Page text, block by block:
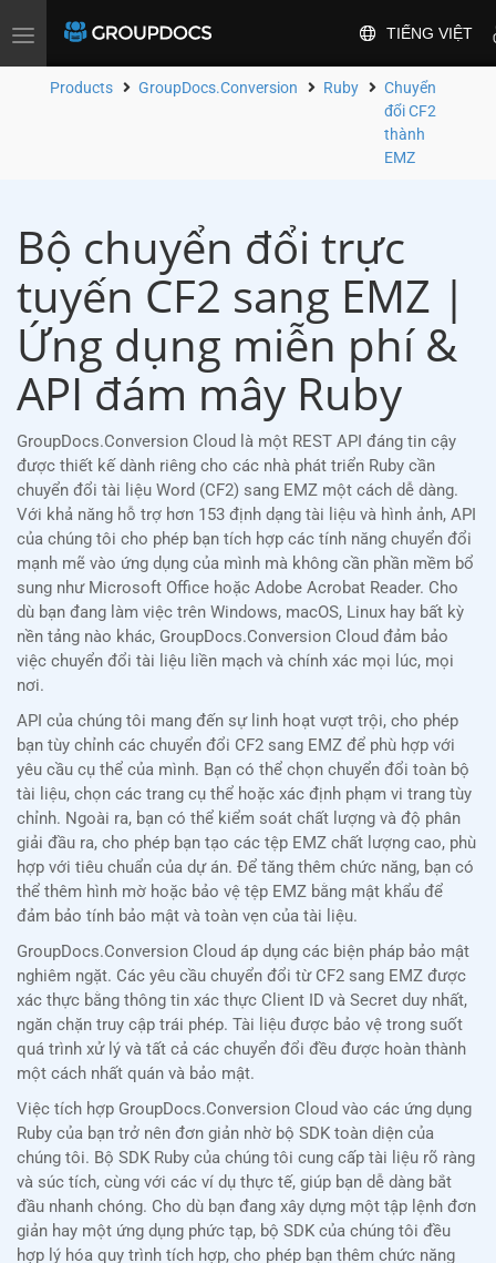
Toggle
TIẾNG VIỆT
Products GroupDocs.Conversion Ruby
Chuyển
đổi CF2
thành
EMZ
Bộ chuyển đổi trực
tuyến CF2 sang EMZ |
Ứng dụng miễn phí &
API đám mây Ruby
GroupDocs.Conversion Cloud là một REST API đáng tin cậy
được thiết kế dành riêng cho các nhà phát triển Ruby cần
chuyển đổi tài liệu Word (CF2) sang EMZ một cách dễ dàng.
Với khả năng hỗ trợ hơn 153 định dạng tài liệu và hình ảnh, API
của chúng tôi cho phép bạn tích hợp các tính năng chuyển đổi
mạnh mẽ vào ứng dụng của mình mà không cần phần mềm bổ
sung như Microsoft Office hoặc Adobe Acrobat Reader. Cho
dù bạn đang làm việc trên Windows, macOS, Linux hay bất kỳ
nền tảng nào khác, GroupDocs.Conversion Cloud đảm bảo
việc chuyển đổi tài liệu liền mạch và chính xác mọi lúc, mọi
nơi.
API của chúng tôi mang đến sự linh hoạt vượt trội, cho phép
bạn tùy chỉnh các chuyển đổi CF2 sang EMZ để phù hợp với
yêu cầu cụ thể của mình. Bạn có thể chọn chuyển đổi toàn bộ
tài liệu, chọn các trang cụ thể hoặc xác định phạm vi trang tùy
chỉnh. Ngoài ra, bạn có thể kiểm soát chất lượng và độ phân
giải đầu ra, cho phép bạn tạo các tệp EMZ chất lượng cao, phù
hợp với tiêu chuẩn của dự án. Để tăng thêm chức năng, bạn có
thể thêm hình mờ hoặc bảo vệ tệp EMZ bằng mật khẩu để
đảm bảo tính bảo mật và toàn vẹn của tài liệu.
GroupDocs.Conversion Cloud áp dụng các biện pháp bảo mật
nghiêm ngặt. Các yêu cầu chuyển đổi từ CF2 sang EMZ được
xác thực bằng thông tin xác thực Client ID và Secret duy nhất,
ngăn chặn truy cập trái phép. Tài liệu được bảo vệ trong suốt
quá trình xử lý và tất cả các chuyển đổi đều được hoàn thành
một cách nhất quán và bảo mật.
Việc tích hợp GroupDocs.Conversion Cloud vào các ứng dụng
Ruby của bạn trở nên đơn giản nhờ bộ SDK toàn diện của
chúng tôi. Bộ SDK Ruby của chúng tôi cung cấp tài liệu rõ ràng
và súc tích, cùng với các ví dụ thực tế, giúp bạn dễ dàng bắt
đầu nhanh chóng. Cho dù bạn đang xây dựng một tập lệnh đơn
giản hay một ứng dụng phức tạp, bộ SDK của chúng tôi đều
hợp lý hóa quy trình tích hợp, cho phép bạn thêm chức năng